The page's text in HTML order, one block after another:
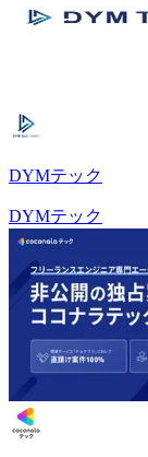
DYMテック
DYMテック